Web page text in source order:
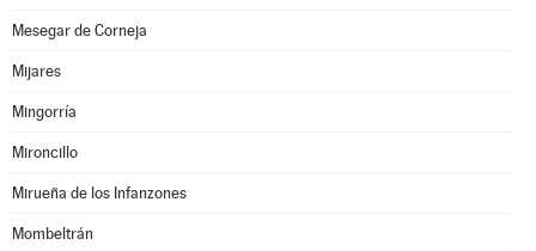
Mesegar de Corneja
Mijares
Mingorría
Mironcillo
Mirueña de los Infanzones
Mombeltrán